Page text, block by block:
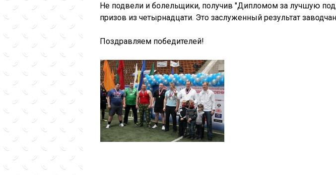
Не подвели и болельщики, получив "Дипломом за лучшую
призов из четырнадцати. Это заслуженный результат
Поздравляем победителей!